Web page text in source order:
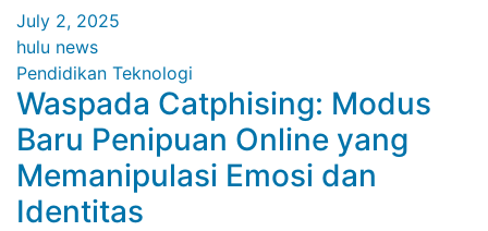
July 2, 2025
hulu news
Pendidikan Teknologi
Waspada Catphising: Modus
Baru Penipuan Online yang
Memanipulasi Emosi dan
Identitas